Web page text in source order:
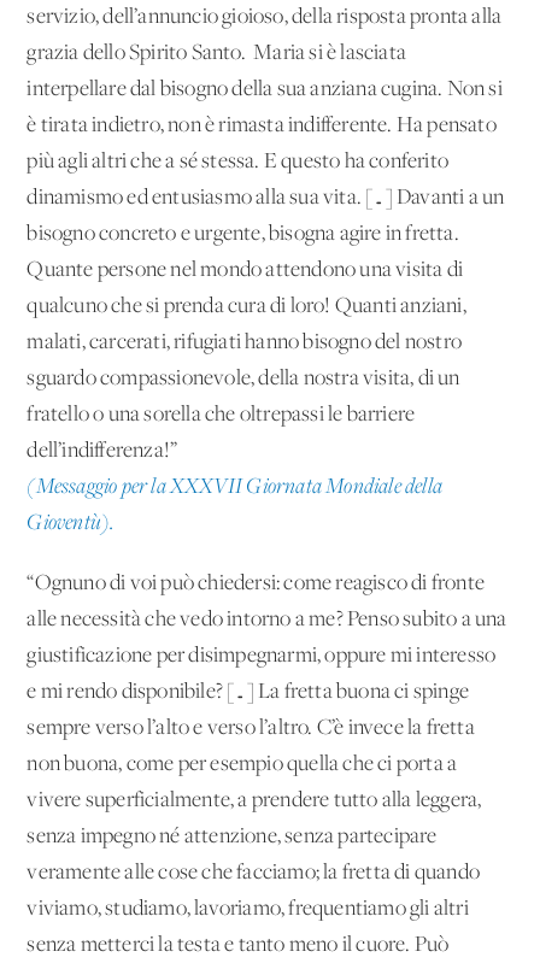
servizio, dell’annuncio gioioso, della risposta pronta alla
grazia dello Spirito Santo. Maria si è lasciata
interpellare dal bisogno della sua anziana cugina. Non si
è tirata indietro, non è rimasta indifferente. Ha pensato
più agli altri che a sé stessa. E questo ha conferito
dinamismo ed entusiasmo alla sua vita. […] Davanti a un
bisogno concreto e urgente, bisogna agire in fretta.
Quante persone nel mondo attendono una visita di
qualcuno che si prenda cura di loro! Quanti anziani,
malati, carcerati, rifugiati hanno bisogno del nostro
sguardo compassionevole, della nostra visita, di un
fratello o una sorella che oltrepassi le barriere
dell’indifferenza!”
(Messaggio per la XXXVII Giornata Mondiale della
Gioventù).
“Ognuno di voi può chiedersi: come reagisco di fronte
alle necessità che vedo intorno a me? Penso subito a una
giustificazione per disimpegnarmi, oppure mi interesso
e mi rendo disponibile? […] La fretta buona ci spinge
sempre verso l’alto e verso l’altro. C’è invece la fretta
non buona, come per esempio quella che ci porta a
vivere superficialmente, a prendere tutto alla leggera,
senza impegno né attenzione, senza partecipare
veramente alle cose che facciamo; la fretta di quando
viviamo, studiamo, lavoriamo, frequentiamo gli altri
senza metterci la testa e tanto meno il cuore. Può